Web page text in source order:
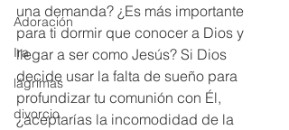
Adoración
Ira
lágrimas
divorcio
una demanda? ¿Es más importante
para ti dormir que conocer a Dios y
llegar a ser como Jesús? Si Dios
decide usar la falta de sueño para
profundizar tu comunión con Él,
¿aceptarías la incomodidad de la